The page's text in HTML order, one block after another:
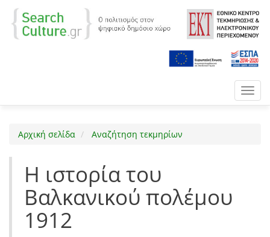
Αρχική σελίδα Αναζήτηση τεκμηρίων
Η ιστορία του
Βαλκανικού πολέμου
1912